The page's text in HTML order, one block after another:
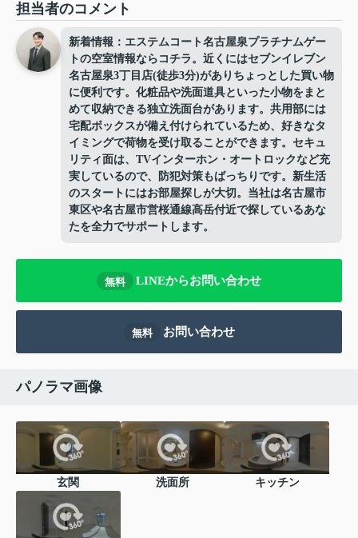
担当者のコメント
新着情報：エステムコート名古屋泉プラチナムゲー
トの空室情報ならコチラ。近くにはセブンイレブン
名古屋泉3丁目店(徒歩3分)がありちょっとした買い物
に便利です。化粧品や洗面道具といった小物をまと
めて収納できる独立洗面台があります。共用部には
宅配ボックスが備え付けられているため、好きなタ
イミングで荷物を受け取ることができます。セキュ
リティ面は、TVインターホン・オートロックなど充
実しているので、防犯対策もばっちりです。新生活
のスタートにはお部屋探しが大切。当社は名古屋市
東区や名古屋市営桜通線高岳付近で探しているあな
たを全力でサポートします。
無料 LINEからお問い合わせ
無料 お問い合わせ
パノラマ画像
玄関 洗面所 キッチン